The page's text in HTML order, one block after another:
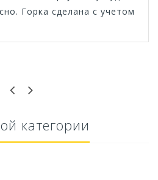
Горка сделана с учетом
категории